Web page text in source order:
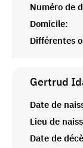
Numéro de
Domicile:
Différentes
Gertrud
Date de
Lieu de
Date de